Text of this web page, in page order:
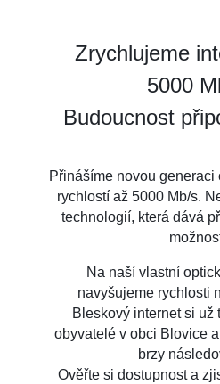
Zrychlujeme
5000
Budoucnost
Přinášíme novou
rychlostí až 5000 Mb/s.
technologií, která dává
Na naší vlastní
navyšujeme rychlosti
Bleskový internet si už
obyvatelé v obci Blovice
brzy
Ověřte si dostupnost a